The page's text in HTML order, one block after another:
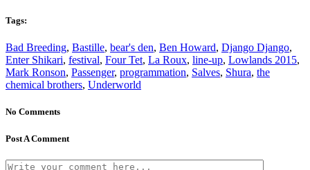
Tags:
Bad Breeding, Bastille, bear's den, Ben Howard, Django Django,
Enter Shikari, festival, Four Tet, La Roux, line-up, Lowlands 2015,
Mark Ronson, Passenger, programmation, Salves, Shura, the
chemical brothers, Underworld
No Comments
Post A Comment